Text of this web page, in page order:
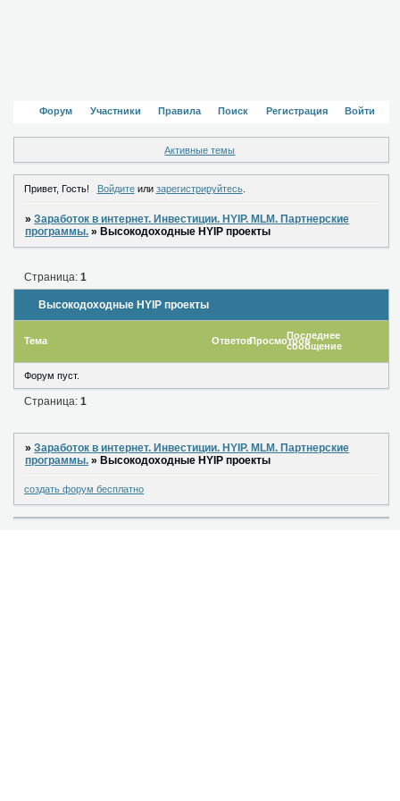
Форум Участники Правила Поиск Регистрация Войти
Активные темы
Привет, Гость! Войдитеили зарегистрируйтесь.
»Заработок в интернет. Инвестиции. HYIP. MLM. Партнерские
программы. » Высокодоходные HYIP проекты
Высокодоходные HYIP проекты
Страница:1
Тема ОтветовПросмотровПоследнее
сообщение
Форум пуст.
Страница:1
»Заработок в интернет. Инвестиции. HYIP. MLM. Партнерские
программы. » Высокодоходные HYIP проекты
создать форум бесплатно